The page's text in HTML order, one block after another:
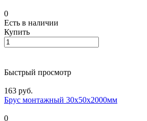
0
Есть в наличии
Купить
Быстрый просмотр
163 руб.
Брус монтажный 30х50х2000мм
0